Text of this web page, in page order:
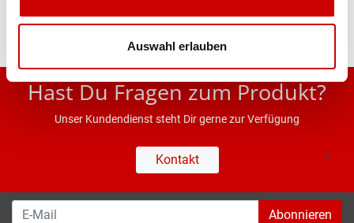
Auswahl erlauben
* UVP des Herstellers; Alle Preisangaben inkl. MwSt.
Hast Du Fragen zum Produkt?
Unser Kundendienst steht Dir gerne zur Verfügung
Kontakt
Abonnieren